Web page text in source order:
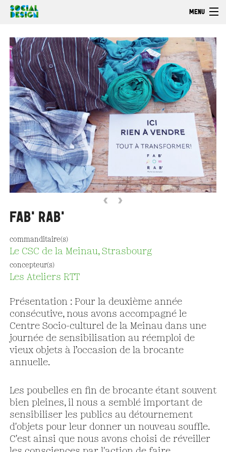
Aller au contenu principal
MENU
Découvrir
Faire
Explorer
‹ ›
FAB'RAB'
commanditaire(s)
Le CSC de la Meinau, Strasbourg
concepteur(s)
Les Ateliers RTT
Présentation : Pour la deuxième année
consécutive, nous avons accompagné le
Centre Socio-culturel de la Meinau dans une
journée de sensibilisation au réemploi de
vieux objets à l’occasion de la brocante
annuelle.
Les poubelles en fin de brocante étant souvent
bien pleines, il nous a semblé important de
sensibiliser les publics au détournement
d'objets pour leur donner un nouveau souffle.
C'est ainsi que nous avons choisi de réveiller